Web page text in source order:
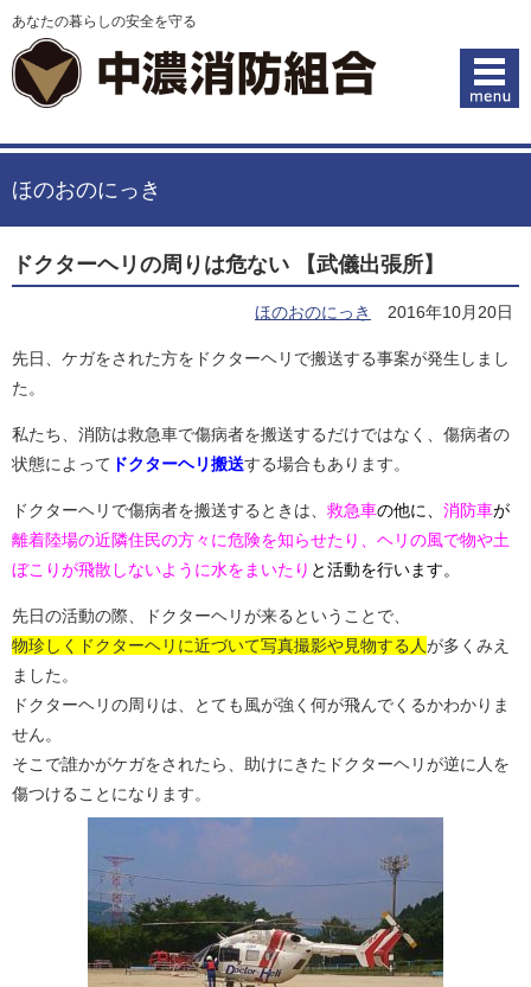
あなたの暮らしの安全を守る
ほのおのにっき
ドクターヘリの周りは危ない 【武儀出張所】
ほのおのにっき 2016年10月20日
先日、ケガをされた方をドクターヘリで搬送する事案が発生しまし
た。
私たち、消防は救急車で傷病者を搬送するだけではなく、傷病者の
状態によって ドクターヘリ搬送する場合もあります。
ドクターヘリで傷病者を搬送するときは、 救急車の他に、 消防車が
離着陸場の近隣住民の方々に危険を知らせたり、ヘリの風で物や土
ぼこりが飛散しないように水をまいたり と活動を行います。
先日の活動の際、ドクターヘリが来るということで、
物珍しくドクターヘリに近づいて写真撮影や見物する人が多くみえ
ました。
ドクターヘリの周りは、とても風が強く何が飛んでくるかわかりま
せん。
そこで誰かがケガをされたら、助けにきたドクターヘリが逆に人を
傷つけることになります。